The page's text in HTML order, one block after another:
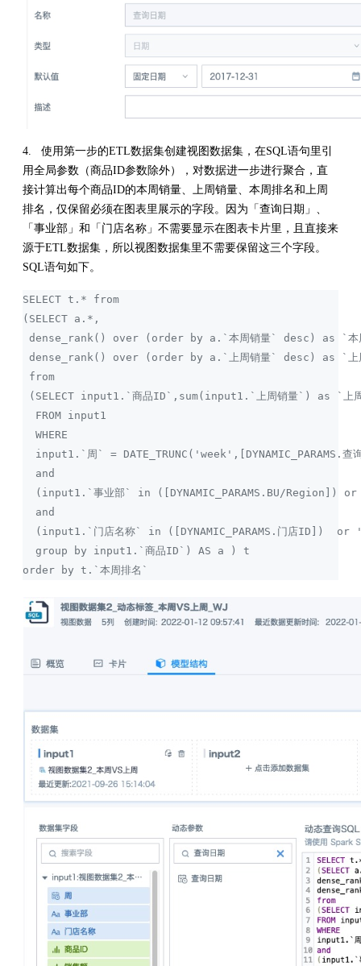
4. 使用第一步的ETL数据集创建视图数据集，在SQL语句里引
用全局参数（商品ID参数除外），对数据进一步进行聚合，直
接计算出每个商品ID的本周销量、上周销量、本周排名和上周
排名，仅保留必须在图表里展示的字段。因为「查询日期」、
「事业部」和「门店名称」不需要显示在图表卡片里，且直接来
源于ETL数据集，所以视图数据集里不需要保留这三个字段。
SQL语句如下。
SELECT t.* from
(SELECT a.*,
dense_rank() over (order by a.`本周销量` desc) as `本
dense_rank() over (order by a.`上周销量` desc) as `上
from
(SELECT input1.`商品ID`,sum(input1.`上周销量`) as `上
FROM input1
WHERE
input1.`周` = DATE_TRUNC('week',[DYNAMIC_PARAMS.查
and
(input1.`事业部` in ([DYNAMIC_PARAMS.BU/Region])
and
(input1.`门店名称` in ([DYNAMIC_PARAMS.门店ID])  or
group by input1.`商品ID`) AS a ) t
order by t.`本周排名`